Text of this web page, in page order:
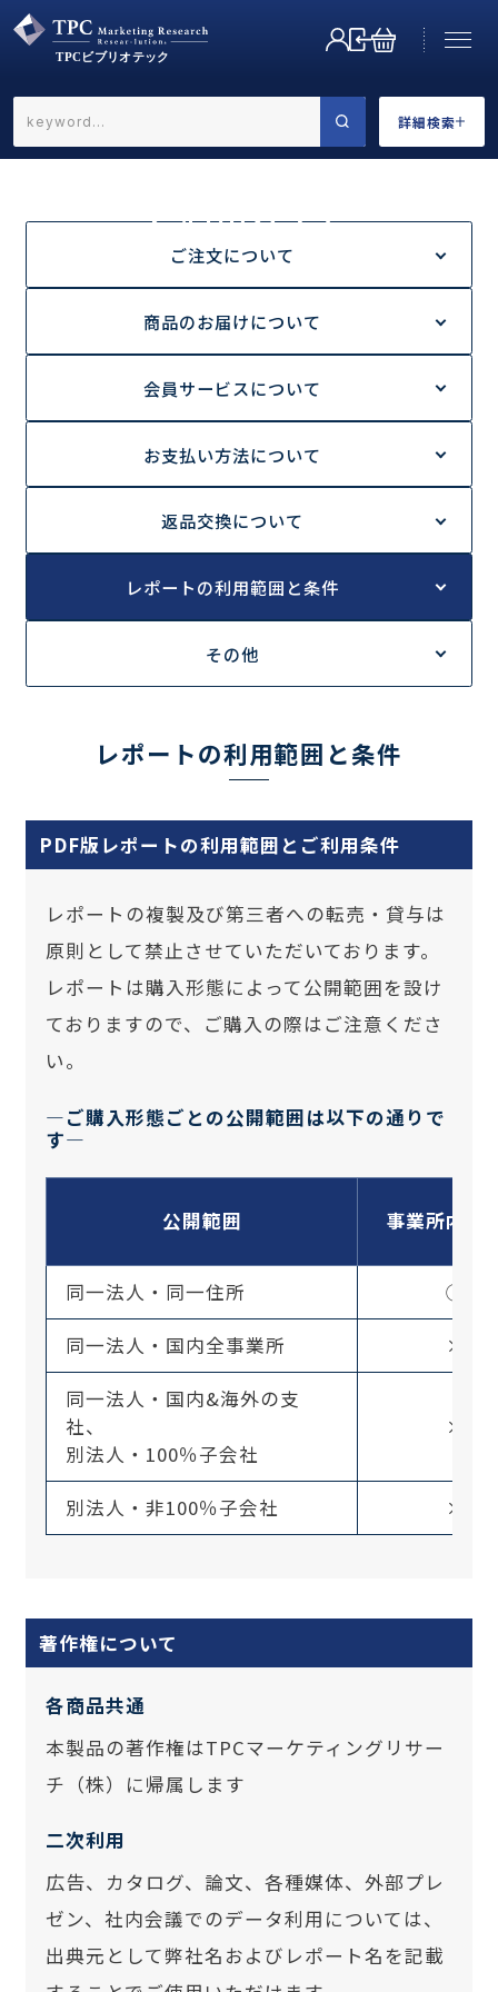
詳細検索
←戻る
カテゴリで選ぶ
調査の種類で選ぶ
リセット 検索する
ご利用ガイド
ご注文について
商品のお届けについて
会員サービスについて
お支払い方法について
返品交換について
レポートの利用範囲と条件
その他
レポートの利用範囲と条件
PDF版レポートの利用範囲とご利用条件
レポートの複製及び第三者への転売・貸与は
原則として禁止させていただいております。
レポートは購入形態によって公開範囲を設け
ておりますので、ご購入の際はご注意くださ
い。
—ご購入形態ごとの公開範囲は以下の通りで
す—
公開範囲 事業所内限
同一法人・同一住所
◯
同一法人・国内全事業所
×
同一法人・国内&海外の支
社、
別法人・100％子会社
×
別法人・非100％子会社 ×
著作権について
各商品共通
本製品の著作権はTPCマーケティングリサー
チ（株）に帰属します
二次利用
広告、カタログ、論文、各種媒体、外部プレ
ゼン、社内会議でのデータ利用については、
出典元として弊社名およびレポート名を記載